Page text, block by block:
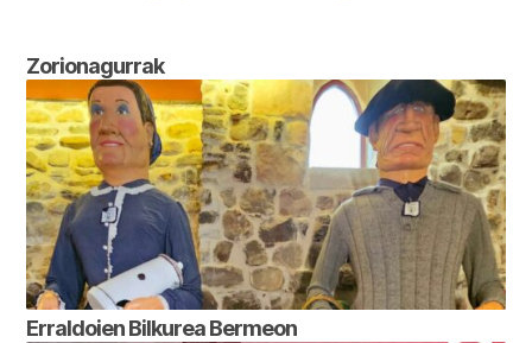
Zorionagurrak
Erraldoien Bilkurea Bermeon